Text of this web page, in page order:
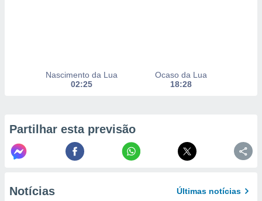
de
fontes,
e melhorar
Nascimento da Lua
02:25
Ocaso da Lua
18:28
Partilhar esta previsão
Notícias Últimas notícias